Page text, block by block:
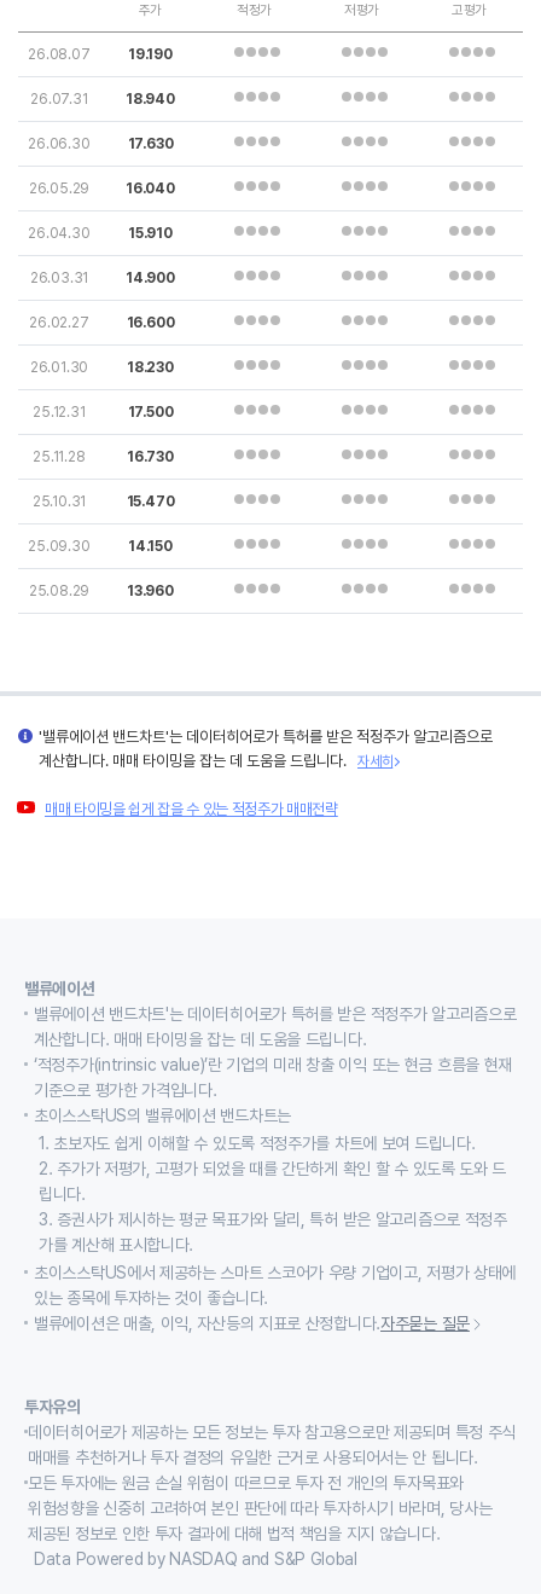
주가 적정가 저평가 고평가
26.08.07 19.190
26.07.31 18.940
26.06.30 17.630
26.05.29 16.040
26.04.30 15.910
26.03.31 14.900
26.02.27 16.600
26.01.30 18.230
25.12.31 17.500
25.11.28 16.730
25.10.31 15.470
25.09.30 14.150
25.08.29 13.960
'밸류에이션 밴드차트'는 데이터히어로가 특허를 받은 적정주가 알고리즘으로
계산합니다. 매매 타이밍을 잡는 데 도움을 드립니다.
자세히
매매 타이밍을 쉽게 잡을 수 있는 적정주가 매매전략
밸류에이션
밸류에이션 밴드차트'는 데이터히어로가 특허를 받은 적정주가 알고리즘으로
계산합니다. 매매 타이밍을 잡는 데 도움을 드립니다.
‘적정주가(intrinsic value)’란 기업의 미래 창출 이익 또는 현금 흐름을 현재
기준으로 평가한 가격입니다.
초이스스탁US의 밸류에이션 밴드차트는
1. 초보자도 쉽게 이해할 수 있도록 적정주가를 차트에 보여 드립니다.
2. 주가가 저평가, 고평가 되었을 때를 간단하게 확인 할 수 있도록 도와 드
립니다.
3. 증권사가 제시하는 평균 목표가와 달리, 특허 받은 알고리즘으로 적정주
가를 계산해 표시합니다.
초이스스탁US에서 제공하는 스마트 스코어가 우량 기업이고, 저평가 상태에
있는 종목에 투자하는 것이 좋습니다.
밸류에이션은 매출, 이익, 자산등의 지표로 산정합니다.자주묻는 질문
투자유의
데이터히어로가 제공하는 모든 정보는 투자 참고용으로만 제공되며 특정 주식
매매를 추천하거나 투자 결정의 유일한 근거로 사용되어서는 안 됩니다.
모든 투자에는 원금 손실 위험이 따르므로 투자 전 개인의 투자목표와
위험성향을 신중히 고려하여 본인 판단에 따라 투자하시기 바라며, 당사는
제공된 정보로 인한 투자 결과에 대해 법적 책임을 지지 않습니다.
Data Powered by NASDAQ and S&P Global